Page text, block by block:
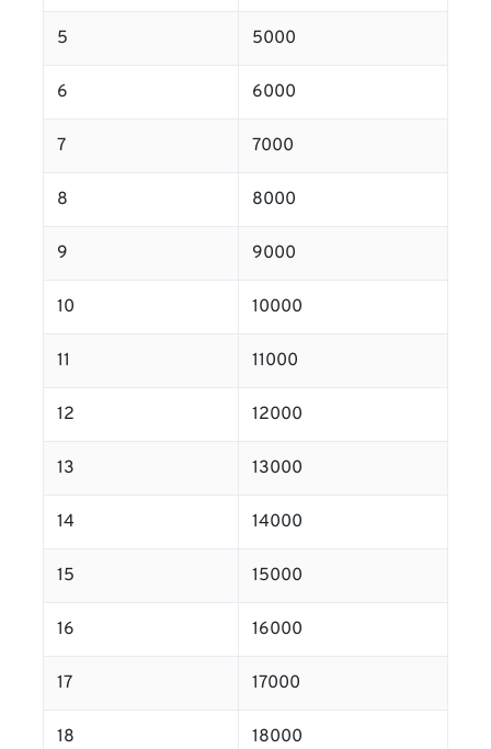
5 5000
6 6000
7 7000
8 8000
9 9000
10 10000
11 11000
12 12000
13 13000
14 14000
15 15000
16 16000
17 17000
18 18000